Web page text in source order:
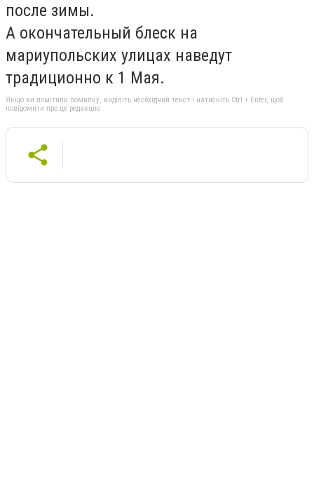
после зимы.
А окончательный блеск на
мариупольских улицах наведут
традиционно к 1 Мая.
Якщо ви помітили помилку, виділіть необхідний текст і натисніть Ctrl + Enter, щоб
повідомити про це редакцію